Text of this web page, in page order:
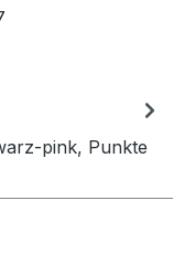
pink, Punkte